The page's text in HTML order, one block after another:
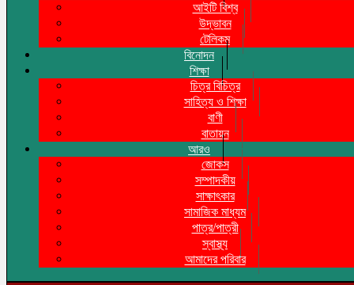
আইটি বিশ্ব
উদ্ভাবন
টেলিকম
বিনোদন
শিক্ষা
চিত্র বিচিত্র
সাহিত্য ও শিক্ষা
বাণী
বাতায়ন
আরও
জোকস
সম্পাদকীয়
সাক্ষাৎকার
সামাজিক মাধ্যম
পাত্র/পাত্রী
স্বাস্থ্য
আমাদের পরিবার